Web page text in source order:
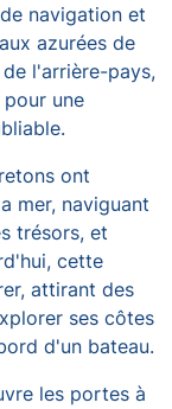
navigation et
azurées de
l'arrière-pays,
une
ont
mer, naviguant
trésors, et
cette
attirant des
ses côtes
d'un bateau.
les portes à